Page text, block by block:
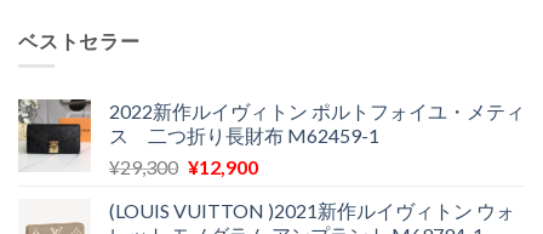
¥24,000
で
し
は
¥11,900
で
ベストセラー
2022新作ルイヴィトン ポルトフォイユ・メティ
ス 二つ折り長財布 M62459-1
¥29,300 元
価
¥12,900現
の
(LOUIS VUITTON )2021新作ルイヴィトン ウォ